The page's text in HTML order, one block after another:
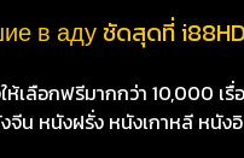
в аду ชัดสุดที่ i88HD
เลือกฟรีมากกว่า 10,000 เ
น หนังฝรั่ง หนังเกาหลี หนั